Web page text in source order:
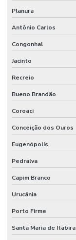
Planura
Antônio Carlos
Congonhal
Jacinto
Recreio
Bueno Brandão
Coroaci
Conceição dos Ouros
Eugenópolis
Pedralva
Capim Branco
Urucânia
Porto Firme
Santa Maria de Itabira